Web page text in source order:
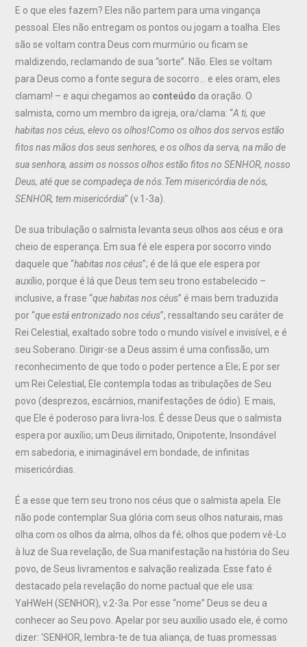
E o que eles fazem? Eles não partem para uma vingança
pessoal. Eles não entregam os pontos ou jogam a toalha. Eles
são se voltam contra Deus com murmúrio ou ficam se
maldizendo, reclamando de sua “sorte”. Não. Eles se voltam
para Deus como a fonte segura de socorro… e eles oram, eles
clamam! – e aqui chegamos ao conteúdo da oração. O
salmista, como um membro da igreja, ora/clama: “A ti, que
habitas nos céus, elevo os olhos!Como os olhos dos servos estão
fitos nas mãos dos seus senhores, e os olhos da serva, na mão de
sua senhora, assim os nossos olhos estão fitos noSENHOR, nosso
Deus, até que se compadeça de nós. Tem misericórdia de nós,
SENHOR, tem misericórdia” (v.1-3a).
De sua tribulação o salmista levanta seus olhos aos céus e ora
cheio de esperança. Em sua fé ele espera por socorro vindo
daquele que “habitas nos céus”; é de lá que ele espera por
auxílio, porque é lá que Deus tem seu trono estabelecido –
inclusive, a frase “que habitas nos céus” é mais bem traduzida
por “que está entronizado nos céus”, ressaltando seu caráter de
Rei Celestial, exaltado sobre todo o mundo visível e invisível, e é
seu Soberano. Dirigir-se a Deus assim é uma confissão, um
reconhecimento de que todo o poder pertence a Ele; E por ser
um Rei Celestial, Ele contempla todas as tribulações de Seu
povo (desprezos, escárnios, manifestações de ódio). E mais,
que Ele é poderoso para livra-los. É desse Deus que o salmista
espera por auxílio; um Deus ilimitado, Onipotente, Insondável
em sabedoria, e inimaginável em bondade, de infinitas
misericórdias.
É a esse que tem seu trono nos céus que o salmista apela. Ele
não pode contemplar Sua glória com seus olhos naturais, mas
olha com os olhos da alma, olhos da fé; olhos que podem vê-Lo
à luz de Sua revelação, de Sua manifestação na história do Seu
povo, de Seus livramentos e salvação realizada. Esse fato é
destacado pela revelação do nome pactual que ele usa:
YaHWeH (SENHOR), v.2-3a. Por esse “nome” Deus se deu a
conhecer ao Seu povo. Apelar por seu auxílio usado ele, é como
dizer: ‘SENHOR, lembra-te de tua aliança, de tuas promessas